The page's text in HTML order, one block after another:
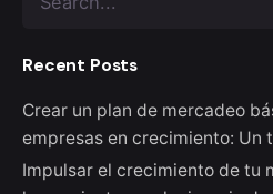
for
Recent Posts
Crear un plan de mercadeo
empresas en crecimiento: Un
Impulsar el crecimiento de tu